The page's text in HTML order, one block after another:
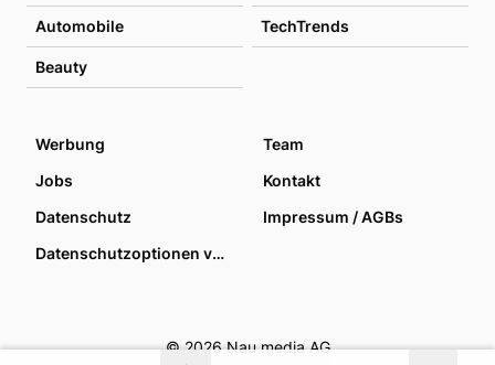
Automobile TechTrends
Beauty
Werbung
Team
Jobs
Kontakt
Datenschutz
Impressum / AGBs
Datenschutzoptionen verwalten
© 2026 Nau media AG